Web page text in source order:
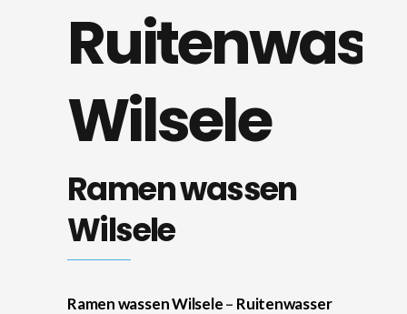
Wilsele
Ramen wassen
Wilsele
Ramen wassen Wilsele– Ruitenwasser